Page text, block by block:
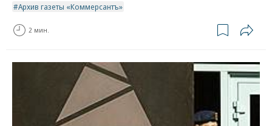
Архив газеты «Коммерсантъ»
2 мин.